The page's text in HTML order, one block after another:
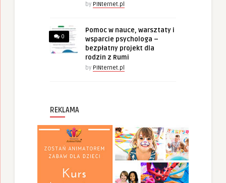
by PINternet.pl
0
Pomoc w nauce, warsztaty i
wsparcie psychologa –
bezpłatny projekt dla
rodzin z Rumi
by PINternet.pl
REKLAMA